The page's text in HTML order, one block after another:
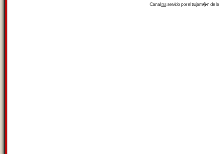
Canalrssservido por eltrujam�nde